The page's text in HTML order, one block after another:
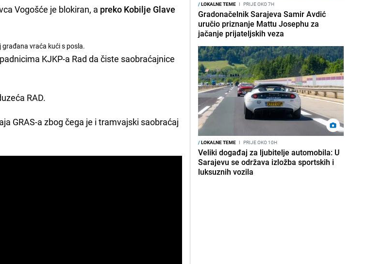
Vogošće je blokiran, a preko Kobilje Glave
vraća kući s posla.
KJKP-a Rad da čiste saobraćajnice
RAD.
GRAS-a zbog čega je i tramvajski saobraćaj
/LOKALNE TEME I PRIJE OKO 7H
Gradonačelnik Sarajeva Samir Avdić
uručio priznanje Mattu Josephu za
jačanje prijateljskih veza
/LOKALNE TEME I PRIJE OKO 10H
Veliki događaj za ljubitelje automobila: U
Sarajevu se održava izložba sportskih i
luksuznih vozila